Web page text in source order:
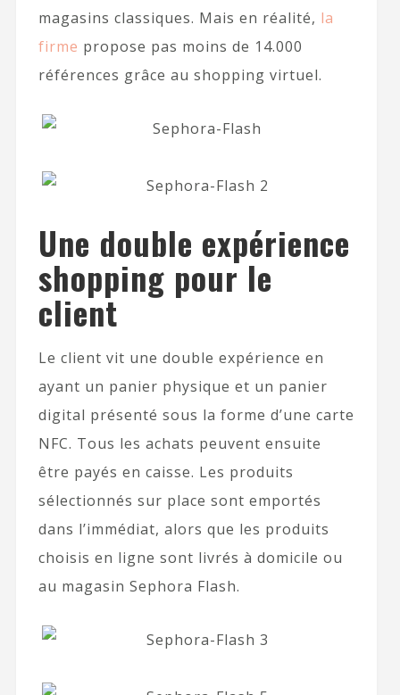
magasins classiques. Mais en réalité, la
firme propose pas moins de 14.000
références grâce au shopping virtuel.
Une double expérience
shopping pour le
client
Le client vit une double expérience en
ayant un panier physique et un panier
digital présenté sous la forme d’une carte
NFC. Tous les achats peuvent ensuite
être payés en caisse. Les produits
sélectionnés sur place sont emportés
dans l’immédiat, alors que les produits
choisis en ligne sont livrés à domicile ou
au magasin Sephora Flash.